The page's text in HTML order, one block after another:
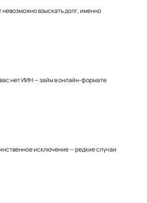
невозможно взыскать долг, именно
нет ИИН — займ в онлайн-формате
исключение — редкие случаи